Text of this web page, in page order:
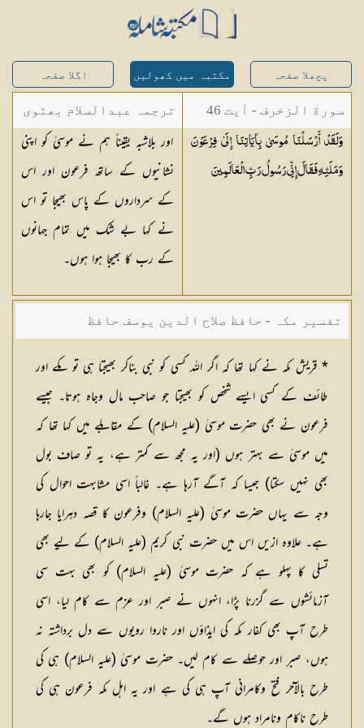
پچھلا صفحہ مکتبہ میں کھولیں اگلا صفحہ
سورة الزخرف - آیت 46
وَلَقَدْ أَرْسَلْنَا مُوسَىٰ بِآيَاتِنَا إِلَىٰ فِرْعَوْنَ
وَمَلَئِهِ فَقَالَ إِنِّي رَسُولُ رَبِّالْعَالَمِينَ
ترجمہ عبدالسلام بھٹوی
- عبدالسلام بن محمد
اور بلاشبہ یقیناً ہم نے موسیٰ کو اپنی
نشانیوں کے ساتھ فرعون اور اس
کے سرداروں کے پاس بھیجا تو اس
نے کہا بے شک میں تمام جہانوں
کے رب کا بھیجا ہوا ہوں۔
تفسیر مکہ - حافظ صلاح الدین یوسف حافظ
* قریش مکہ نے کہا تھا کہ اگر اللہ کسی کو نبی بناکر بھیجتا ہی تو مکے اور
طائف کے کسی ایسے شخص کو بھیجتا جو صاحب مال وجاہ ہوتا۔ جیسے
فرعون نے بھی حضرت موسیٰ (عليہ السلام) کے مقابلے میں کہا تھا کہ
میں موسیٰ سے بہتر ہوں (اور یہ مجھ سے کمتر ہے، یہ تو صاف بول
بھی نہیں سکتا) جیسا کہ آگے آرہا ہے۔ غالباً اسی مشابہت احوال کی
وجہ سے یہاں حضرت موسیٰ (عليہ السلام) وفرعون کا قصہ دہرایا جارہا
ہے۔ علاوہ ازیں اس میں حضرت نبی کریم (عليہ السلام) کے لیے بھی
تسلی کا پہلو ہے کہ حضرت موسیٰ (عليہ السلام) کو بھی بہت سی
آزمائشوں سے گزرنا پڑا، انہوں نے صبر اور عزم سے کام لیا، اسی
طرح آپ بھی کفار مکہ کی ایذاؤں اور ناروا رویوں سے دل برداشتہ نہ
ہوں، صبر اور حوصلے سے کام لیں۔ حضرت موسیٰ (عليہ السلام) ہی کی
طرح بالآخر فتح وکامرانی آپ ہی کی ہے اور یہ اہل مکہ فرعون ہی کی
طرح ناکام ونامراد ہوں گے۔